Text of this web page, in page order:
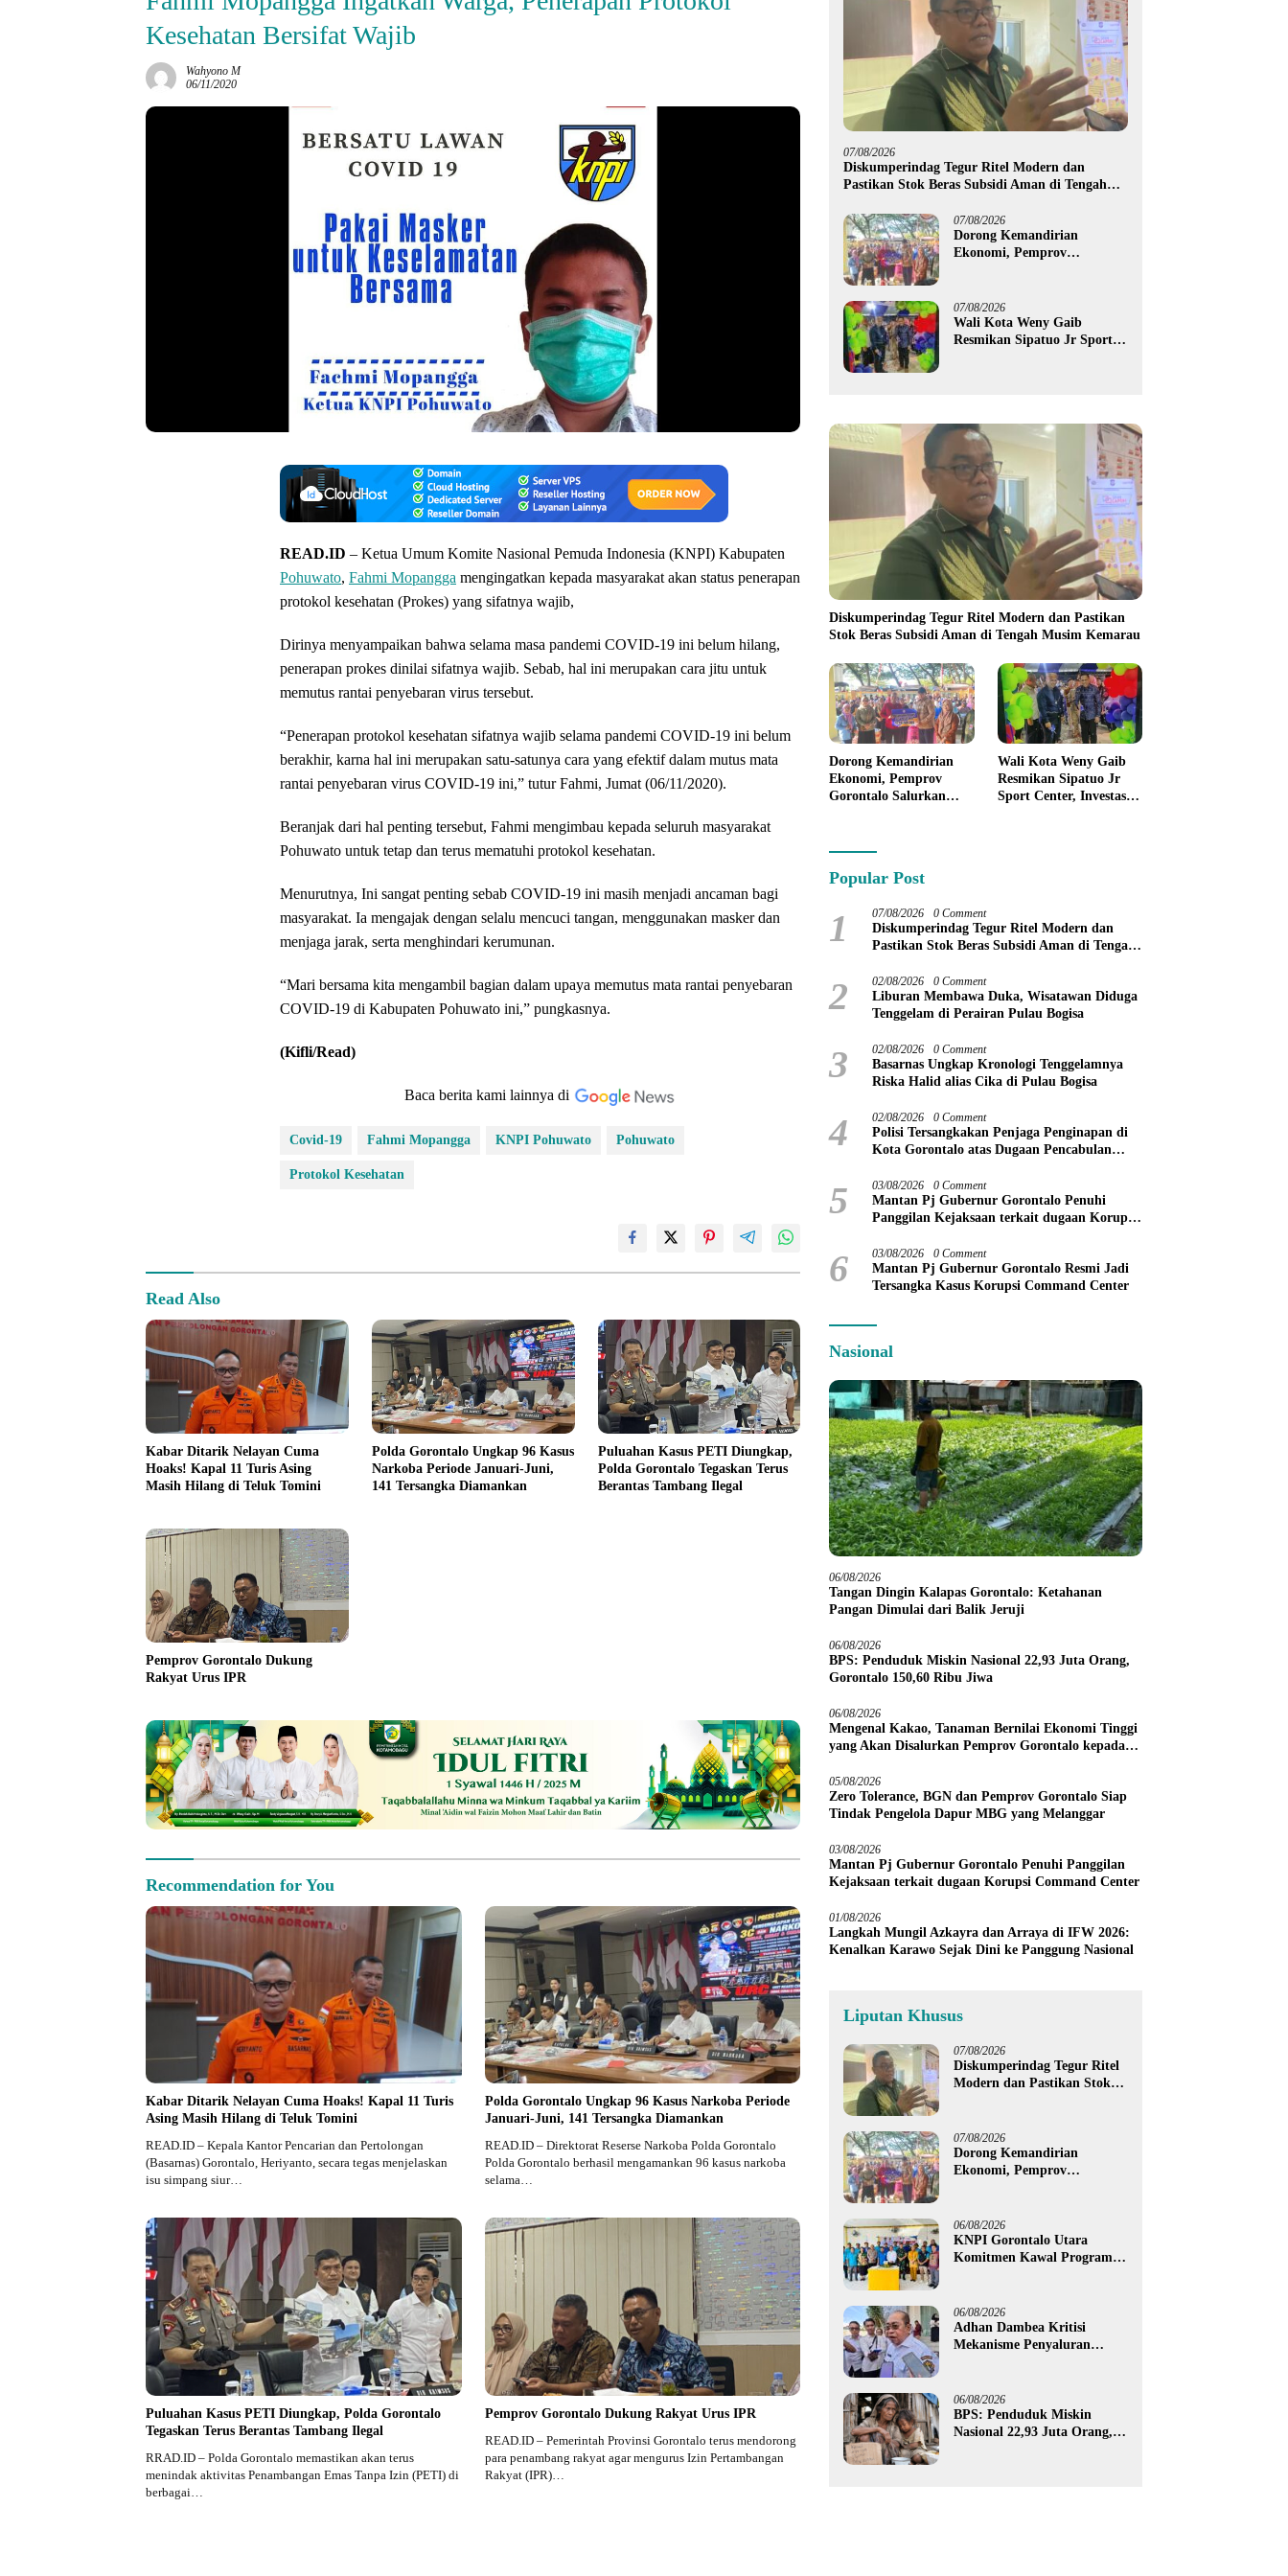
Kesehatan Bersifat Wajib
Wahyono M
06/11/2020
READ.ID – Ketua Umum Komite Nasional Pemuda Indonesia (KNPI) Kabupaten
Pohuwato, Fahmi Mopangga mengingatkan kepada masyarakat akan status penerapan
protokol kesehatan (Prokes) yang sifatnya wajib,
Dirinya menyampaikan bahwa selama masa pandemi COVID-19 ini belum hilang,
penerapan prokes dinilai sifatnya wajib. Sebab, hal ini merupakan cara jitu untuk
memutus rantai penyebaran virus tersebut.
“Penerapan protokol kesehatan sifatnya wajib selama pandemi COVID-19 ini belum
berakhir, karna hal ini merupakan satu-satunya cara yang efektif dalam mutus mata
rantai penyebaran virus COVID-19 ini,” tutur Fahmi, Jumat (06/11/2020).
Beranjak dari hal penting tersebut, Fahmi mengimbau kepada seluruh masyarakat
Pohuwato untuk tetap dan terus mematuhi protokol kesehatan.
Menurutnya, Ini sangat penting sebab COVID-19 ini masih menjadi ancaman bagi
masyarakat. Ia mengajak dengan selalu mencuci tangan, menggunakan masker dan
menjaga jarak, serta menghindari kerumunan.
“Mari bersama kita mengambil bagian dalam upaya memutus mata rantai penyebaran
COVID-19 di Kabupaten Pohuwato ini,” pungkasnya.
(Kifli/Read)
Baca berita kami lainnya di
Covid-19 Fahmi Mopangga KNPI Pohuwato Pohuwato
Protokol Kesehatan
Read Also
Kabar Ditarik Nelayan Cuma
Hoaks! Kapal 11 Turis Asing
Masih Hilang di Teluk Tomini
Polda Gorontalo Ungkap 96 Kasus
Narkoba Periode Januari-Juni,
141 Tersangka Diamankan
Puluahan Kasus PETI Diungkap,
Polda Gorontalo Tegaskan Terus
Berantas Tambang Ilegal
Pemprov Gorontalo Dukung
Rakyat Urus IPR
Recommendation for You
Kabar Ditarik Nelayan Cuma Hoaks! Kapal 11 Turis
Asing Masih Hilang di Teluk Tomini
READ.ID – Kepala Kantor Pencarian dan Pertolongan
(Basarnas) Gorontalo, Heriyanto, secara tegas menjelaskan
isu simpang siur…
Polda Gorontalo Ungkap 96 Kasus Narkoba Periode
Januari-Juni, 141 Tersangka Diamankan
READ.ID – Direktorat Reserse Narkoba Polda Gorontalo
Polda Gorontalo berhasil mengamankan 96 kasus narkoba
selama…
Puluahan Kasus PETI Diungkap, Polda Gorontalo
Tegaskan Terus Berantas Tambang Ilegal
RRAD.ID – Polda Gorontalo memastikan akan terus
menindak aktivitas Penambangan Emas Tanpa Izin (PETI) di
berbagai…
Pemprov Gorontalo Dukung Rakyat Urus IPR
READ.ID – Pemerintah Provinsi Gorontalo terus mendorong
para penambang rakyat agar mengurus Izin Pertambangan
Rakyat (IPR)…
07/08/2026
Diskumperindag Tegur Ritel Modern dan
Pastikan Stok Beras Subsidi Aman di Tengah
07/08/2026
Dorong Kemandirian
Ekonomi, Pemprov
untuk 395 Pelaku Usaha
07/08/2026
Wali Kota Weny Gaib
Resmikan Sipatuo Jr Sport
Diskumperindag Tegur Ritel Modern dan Pastikan
Stok Beras Subsidi Aman di Tengah Musim Kemarau
Dorong Kemandirian
Ekonomi, Pemprov
Gorontalo Salurkan
Pelaku Usaha
Wali Kota Weny Gaib
Resmikan Sipatuo Jr
Sport Center, Investasi
Popular Post
1 07/08/2026 0 Comment
Diskumperindag Tegur Ritel Modern dan
Pastikan Stok Beras Subsidi Aman di Tengah
2 02/08/2026 0 Comment
Liburan Membawa Duka, Wisatawan Diduga
Tenggelam di Perairan Pulau Bogisa
3 02/08/2026 0 Comment
Basarnas Ungkap Kronologi Tenggelamnya
Riska Halid alias Cika di Pulau Bogisa
4 02/08/2026 0 Comment
Polisi Tersangkakan Penjaga Penginapan di
Kota Gorontalo atas Dugaan Pencabulan
5 03/08/2026 0 Comment
Mantan Pj Gubernur Gorontalo Penuhi
Panggilan Kejaksaan terkait dugaan Korupsi
6 03/08/2026 0 Comment
Mantan Pj Gubernur Gorontalo Resmi Jadi
Tersangka Kasus Korupsi Command Center
Nasional
06/08/2026
Tangan Dingin Kalapas Gorontalo: Ketahanan
Pangan Dimulai dari Balik Jeruji
06/08/2026
BPS: Penduduk Miskin Nasional 22,93 Juta Orang,
Gorontalo 150,60 Ribu Jiwa
06/08/2026
Mengenal Kakao, Tanaman Bernilai Ekonomi Tinggi
yang Akan Disalurkan Pemprov Gorontalo kepada
05/08/2026
Zero Tolerance, BGN dan Pemprov Gorontalo Siap
Tindak Pengelola Dapur MBG yang Melanggar
03/08/2026
Mantan Pj Gubernur Gorontalo Penuhi Panggilan
Kejaksaan terkait dugaan Korupsi Command Center
01/08/2026
Langkah Mungil Azkayra dan Arraya di IFW 2026:
Kenalkan Karawo Sejak Dini ke Panggung Nasional
Liputan Khusus
07/08/2026
Diskumperindag Tegur Ritel
Modern dan Pastikan Stok
07/08/2026
Dorong Kemandirian
Ekonomi, Pemprov
untuk 395 Pelaku Usaha
06/08/2026
KNPI Gorontalo Utara
Komitmen Kawal Program
06/08/2026
Adhan Dambea Kritisi
Mekanisme Penyaluran
06/08/2026
BPS: Penduduk Miskin
Nasional 22,93 Juta Orang,